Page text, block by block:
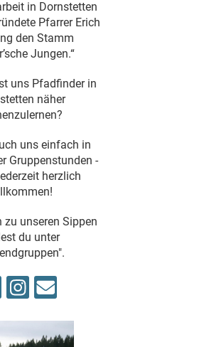
in Dornstetten
Pfarrer Erich
den Stamm
Jungen.“
uns Pfadfinder in
näher
uns einfach in
Gruppenstunden -
herzlich
unseren Sippen
du unter